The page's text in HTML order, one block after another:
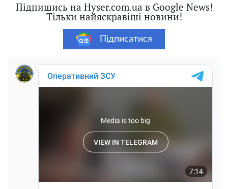
Підпишись на Hyser.com.ua в Google News!
Тільки найяскравіші новини!
Підписатися